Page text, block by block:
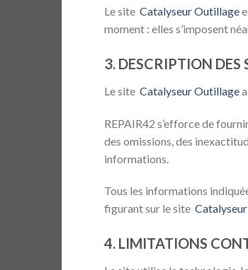
Le site Catalyseur Outillage
moment : elles s’imposent
3. DESCRIPTION DES
Le site Catalyseur Outillage
REPAIR42 s’efforce de
des omissions, des
informations.
Tous les informations
figurant sur le site
4. LIMITATIONS